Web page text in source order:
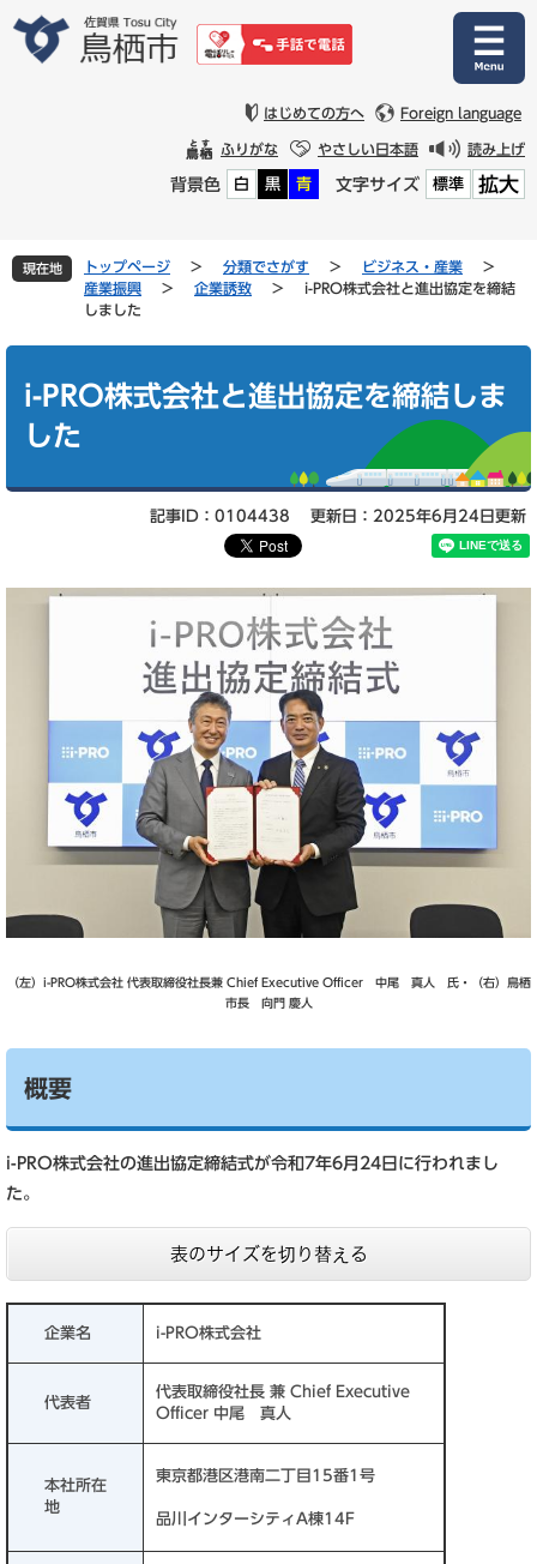
文
はじめての方へ Foreign language
ふりがな やさしい日本語 読み上げ
背景色 白 黒 青 文字サイズ 標準 拡大
現在地 トップページ > 分類でさがす > ビジネス・産業
>
産業振興
> 企業誘致 >
i-PRO株式会社と進出協定を締結
しました
i-PRO株式会社と進出協定を締結しま
した
記事ID：0104438 更新日：2025年6月24日更新
（左）i-PRO株式会社 代表取締役社長兼 Chief Executive Officer 中尾 真人 氏・（右）鳥栖
市長 向門 慶人
概要
i-PRO株式会社の進出協定締結式が令和7年6月24日に行われまし
た。
表のサイズを切り替える
企業名 i-PRO株式会社
代表者
代表取締役社長 兼 Chief Executive
Officer 中尾 真人
本社所在
地
東京都港区港南二丁目15番1号
品川インターシティA棟14F